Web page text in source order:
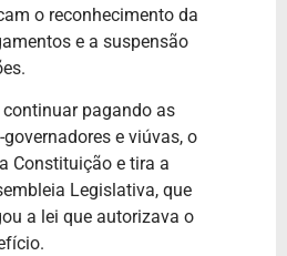
o reconhecimento da
e a suspensão
continuar pagando as
e viúvas, o
Constituição e tira a
Legislativa, que
a lei que autorizava o